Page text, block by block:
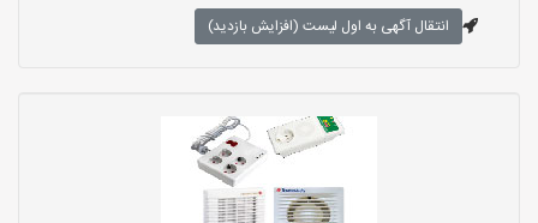
انتقال آگهی به اول لیست (افزایش بازدید)